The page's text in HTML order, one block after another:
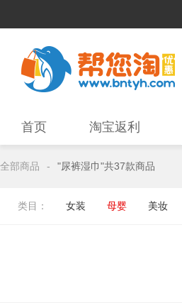
首页 淘宝返利
全部商品 - "尿裤湿巾"共37款商品
类目： 女装 母婴 美妆